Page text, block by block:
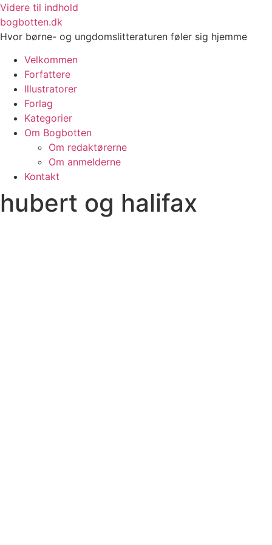
Videre til indhold
bogbotten.dk
Hvor børne- og ungdomslitteraturen føler sig hjemme
Velkommen
Forfattere
Illustratorer
Forlag
Kategorier
Om Bogbotten
Om redaktørerne
Om anmelderne
Kontakt
hubert og halifax